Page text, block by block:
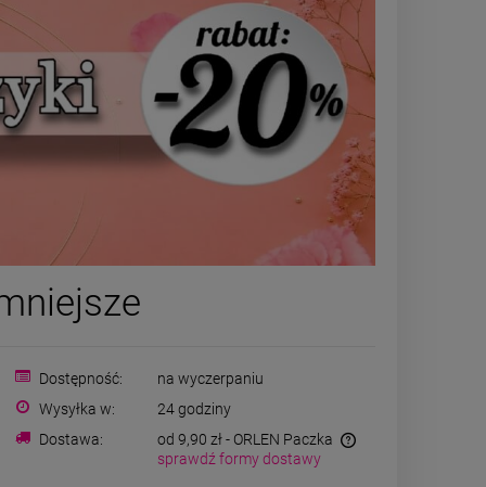
bransoletka kamienie
zobacz więcej
Dostępność:
na wyczerpaniu
Wysyłka w:
24 godziny
Dostawa:
od 9,90 zł- ORLEN Paczka
sprawdź formy dostawy